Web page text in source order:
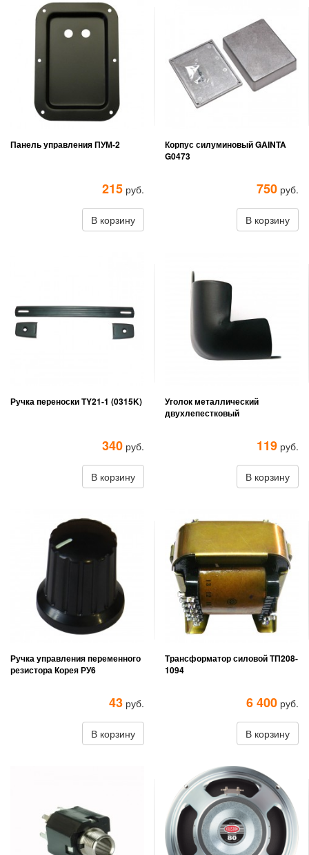
Панель управления ПУМ-2
215 руб.
В корзину
Корпус силуминовый GAINTA
G0473
750 руб.
В корзину
Ручка переноски TY21-1 (0315K)
340 руб.
В корзину
Уголок металлический
двухлепестковый
119 руб.
В корзину
Ручка управления переменного
резистора Корея РУ6
43 руб.
В корзину
Трансформатор силовой ТП208-
1094
6 400 руб.
В корзину